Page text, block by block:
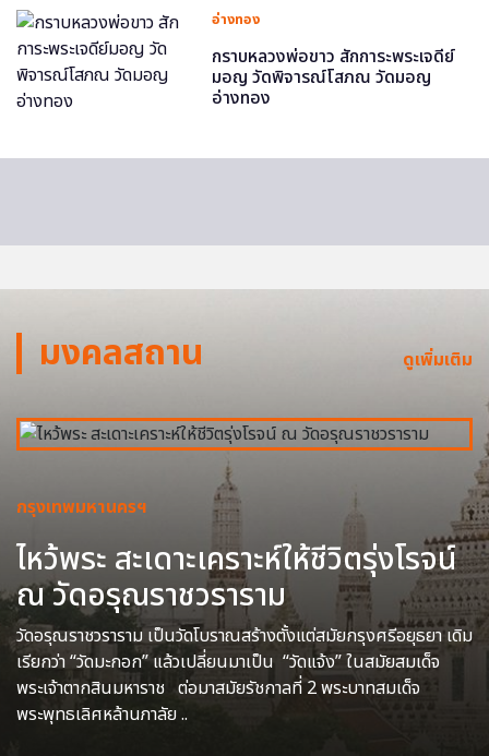
อ่างทอง
กราบหลวงพ่อขาว สักการะพระเจดีย์
มอญ วัดพิจารณ์โสภณ วัดมอญ
อ่างทอง
มงคลสถาน ดูเพิ่มเติม
กรุงเทพมหานครฯ
ไหว้พระ สะเดาะเคราะห์ให้ชีวิตรุ่งโรจน์
ณ วัดอรุณราชวราราม
วัดอรุณราชวราราม เป็นวัดโบราณสร้างตั้งแต่สมัยกรุงศรีอยุธยา เดิม
เรียกว่า “วัดมะกอก” แล้วเปลี่ยนมาเป็น “วัดแจ้ง” ในสมัยสมเด็จ
พระเจ้าตากสินมหาราช ต่อมาสมัยรัชกาลที่ 2 พระบาทสมเด็จ
พระพุทธเลิศหล้านภาลัย ..